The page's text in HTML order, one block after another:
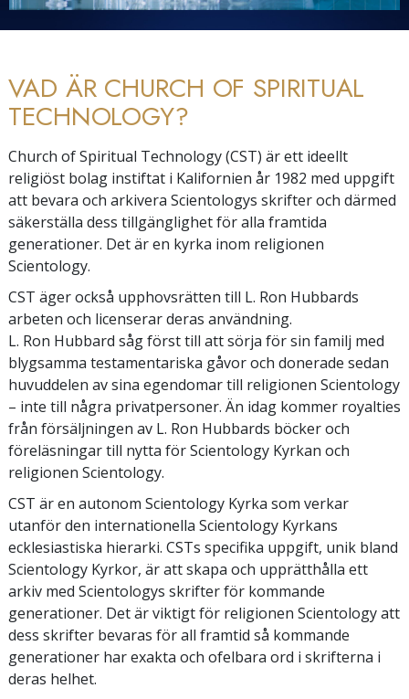
VAD ÄR CHURCH OF SPIRITUAL
TECHNOLOGY?
Church of Spiritual Technology (CST) är ett ideellt
religiöst bolag instiftat i Kalifornien år 1982 med uppgift
att bevara och arkivera Scientologys skrifter och därmed
säkerställa dess tillgänglighet för alla framtida
generationer. Det är en kyrka inom religionen
Scientology.
CST äger också upphovsrätten till L. Ron Hubbards
arbeten och licenserar deras användning.
L. Ron Hubbard såg först till att sörja för sin familj med
blygsamma testamentariska gåvor och donerade sedan
huvuddelen av sina egendomar till religionen Scientology
– inte till några privatpersoner. Än idag kommer royalties
från försäljningen av L. Ron Hubbards böcker och
föreläsningar till nytta för Scientology Kyrkan och
religionen Scientology.
CST är en autonom Scientology Kyrka som verkar
utanför den internationella Scientology Kyrkans
ecklesiastiska hierarki. CSTs specifika uppgift, unik bland
Scientology Kyrkor, är att skapa och upprätthålla ett
arkiv med Scientologys skrifter för kommande
generationer. Det är viktigt för religionen Scientology att
dess skrifter bevaras för all framtid så kommande
generationer har exakta och ofelbara ord i skrifterna i
deras helhet.